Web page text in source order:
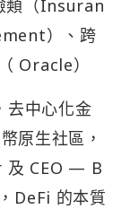
類（Insuran
）、跨
Oracle）
中心化金
原生社區，
及 CEO — B
DeFi 的本質